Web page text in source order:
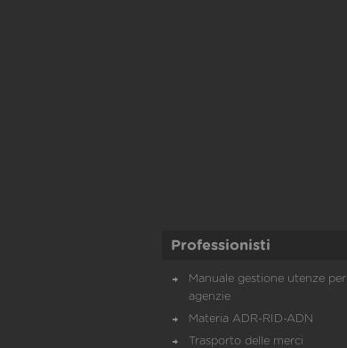
Professionisti
Manuale gestione utenze per
agenzie
Materia ADR-RID-ADN
Trasporto delle merci